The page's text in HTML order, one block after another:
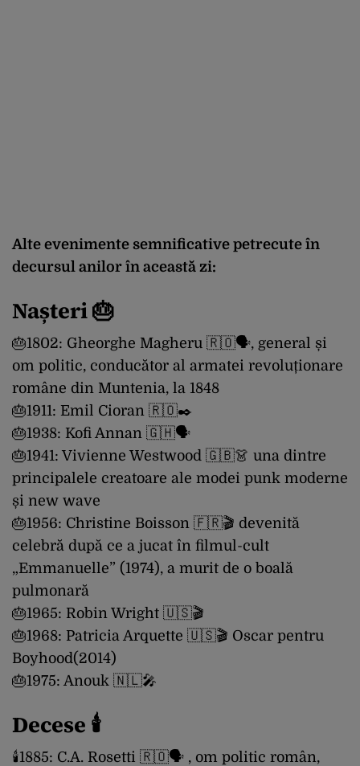
Alte evenimente semnificative petrecute în
decursul anilor în această zi:
Nașteri 🎂
🎂1802: Gheorghe Magheru 🇷🇴🗣, general și
om politic, conducător al armatei revoluționare
române din Muntenia, la 1848
🎂1911: Emil Cioran 🇷🇴✒️
🎂1938: Kofi Annan 🇬🇭🗣
🎂1941: Vivienne Westwood 🇬🇧👗 una dintre
principalele creatoare ale modei punk moderne
și new wave
🎂1956: Christine Boisson 🇫🇷🎬 devenită
celebră după ce a jucat în filmul-cult
„Emmanuelle” (1974), a murit de o boală
pulmonară
🎂1965: Robin Wright 🇺🇸🎬
🎂1968: Patricia Arquette 🇺🇸🎬 Oscar pentru
Boyhood(2014)
🎂1975: Anouk 🇳🇱🎤
Decese 🕯
🕯1885: C.A. Rosetti 🇷🇴🗣 , om politic român,